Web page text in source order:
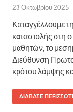
23 Οκτωβρίου 2025
Καταγγέλλουμε
καταστολής στη
μαθητών, το
Διεύθυνση
κρότου λάμψης
ΔΙΆΒΑΣΕ